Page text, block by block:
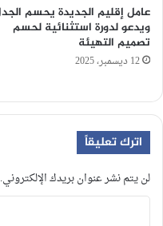
عامل إقليم الجديدة يحسم
ويدعو لدورة استثنائية لحسم
تصميم التهيئة
12 ديسمبر، 2025
اترك تعليقاً
لن يتم نشر عنوان بريدك الإلكتروني.